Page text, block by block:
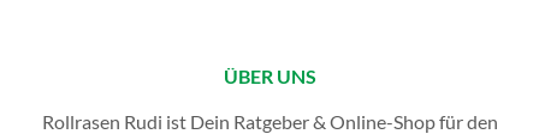
ÜBER UNS
Rollrasen Rudi ist Dein Ratgeber & Online-Shop für den